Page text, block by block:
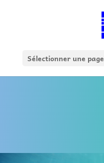
Sélectionner une page